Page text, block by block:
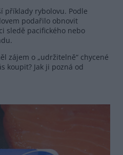
příklady rybolovu. Podle
podařilo obnovit
sledě pacifického nebo
zájem o „udržitelně“ chycené
koupit? Jak ji pozná od